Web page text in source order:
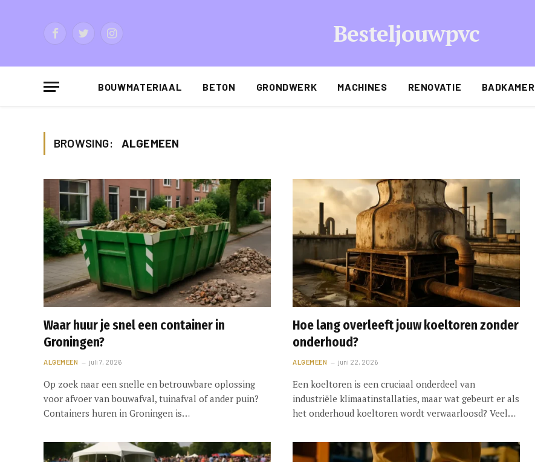
FacebookTwitterInstagram Besteljouwpvc
BOUWMATERIAAL BETON GRONDWERK MACHINES RENOVATIE BADKAMER
BROWSING: ALGEMEEN
Waar huur je snel een container in
Groningen?
ALGEMEEN juli 7, 2026
Op zoek naar een snelle en betrouwbare oplossing
voor afvoer van bouwafval, tuinafval of ander puin?
Containers huren in Groningen is…
Hoe lang overleeft jouw koeltoren zonder
onderhoud?
ALGEMEEN juni 22, 2026
Een koeltoren is een cruciaal onderdeel van
industriële klimaatinstallaties, maar wat gebeurt er als
het onderhoud koeltoren wordt verwaarloosd? Veel…